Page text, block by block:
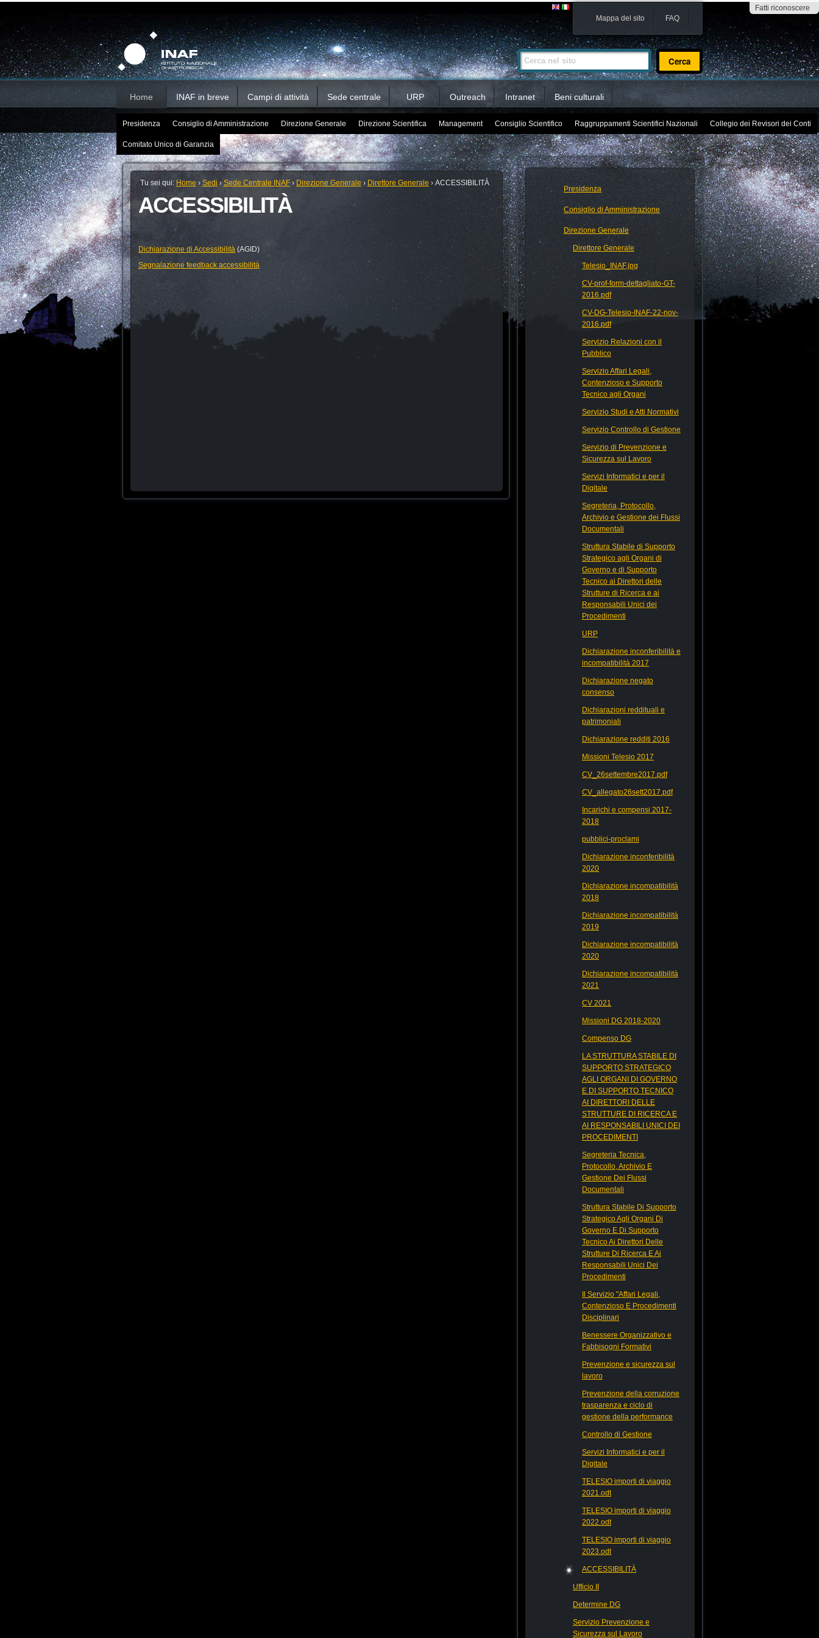
Fatti riconoscere
contenuti.
Salta
alla
navigazione
Mappa del sito FAQ
Cerca nel sito
Ricerca
avanzata…
Home INAF in breve Campi di attività Sede centrale URP Outreach Intranet Beni culturali
Presidenza Consiglio di Amministrazione Direzione Generale Direzione Scientifica Management Consiglio Scientifico Raggruppamenti Scientifici Nazionali Collegio dei Revisori dei Conti
Comitato Unico di Garanzia
Tu sei qui: Home › Sedi › Sede Centrale INAF › Direzione Generale › Direttore Generale › ACCESSIBILITÀ
ACCESSIBILITÀ
Dichiarazione di Accessibilità(AGID)
Segnalazione feedback accessibilità
Presidenza
Consiglio di Amministrazione
Direzione Generale
Direttore Generale
Telesio_INAF.jpg
CV-prof-form-dettagliato-GT-
2016.pdf
CV-DG-Telesio-INAF-22-nov-
2016.pdf
Servizio Relazioni con il
Pubblico
Servizio Affari Legali,
Contenzioso e Supporto
Tecnico agli Organi
Servizio Studi e Atti Normativi
Servizio Controllo di Gestione
Servizio di Prevenzione e
Sicurezza sul Lavoro
Servizi Informatici e per il
Digitale
Segreteria, Protocollo,
Archivio e Gestione dei Flussi
Documentali
Struttura Stabile di Supporto
Strategico agli Organi di
Governo e di Supporto
Tecnico ai Direttori delle
Strutture di Ricerca e ai
Responsabili Unici dei
Procedimenti
URP
Dichiarazione inconferibilità e
incompatibilità 2017
Dichiarazione negato
consenso
Dichiarazioni reddituali e
patrimoniali
Dichiarazione redditi 2016
Missioni Telesio 2017
CV_26settembre2017.pdf
CV_allegato26sett2017.pdf
Incarichi e compensi 2017-
2018
pubblici-proclami
Dichiarazione inconferibilità
2020
Dichiarazione incompatibilità
2018
Dichiarazione incompatibilità
2019
Dichiarazione incompatibilità
2020
Dichiarazione incompatibilità
2021
CV 2021
Missioni DG 2018-2020
Compenso DG
LA STRUTTURA STABILE DI
SUPPORTO STRATEGICO
AGLI ORGANI DI GOVERNO
E DI SUPPORTO TECNICO
AI DIRETTORI DELLE
STRUTTURE DI RICERCA E
AI RESPONSABILI UNICI DEI
PROCEDIMENTI
Segreteria Tecnica,
Protocollo, Archivio E
Gestione Dei Flussi
Documentali
Struttura Stabile Di Supporto
Strategico Agli Organi Di
Governo E Di Supporto
Tecnico Ai Direttori Delle
Strutture Di Ricerca E Ai
Responsabili Unici Dei
Procedimenti
Il Servizio "Affari Legali,
Contenzioso E Procedimenti
Disciplinari
Benessere Organizzativo e
Fabbisogni Formativi
Prevenzione e sicurezza sul
lavoro
Prevenzione della corruzione
trasparenza e ciclo di
gestione della performance
Controllo di Gestione
Servizi Informatici e per il
Digitale
TELESIO importi di viaggio
2021.odt
TELESIO importi di viaggio
2022.odt
TELESIO importi di viaggio
2023.odt
ACCESSIBILITÀ
Ufficio II
Determine DG
Servizio Prevenzione e
Sicurezza sul Lavoro